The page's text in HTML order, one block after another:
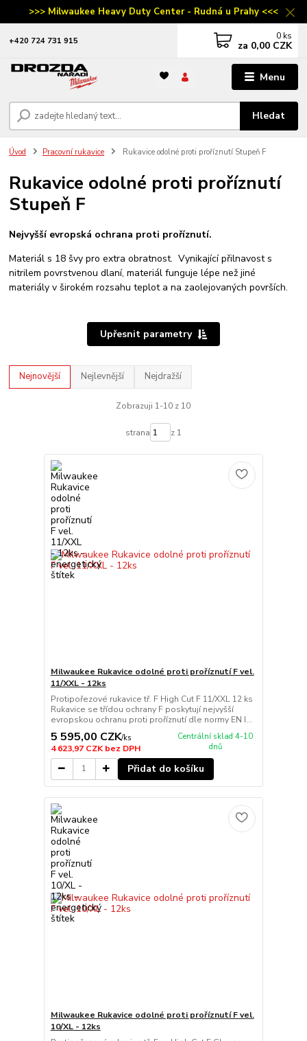
>>> Milwaukee Heavy Duty Center - Rudná u Prahy <<<
Menu
Hledat
‭+420 724 731 915 0 ks
za 0,00 CZK
Úvod Pracovní rukavice Rukavice odolné proti proříznutí Stupeň F
Rukavice odolné proti proříznutí
Stupeň F
Nejvyšší evropská ochrana proti proříznutí.
Materiál s 18 švy pro extra obratnost. Vynikající přilnavost s
nitrilem povrstvenou dlaní, materiál funguje lépe než jiné
materiály v širokém rozsahu teplot a na zaolejovaných površích.
Upřesnit parametry
Nejnovější Nejlevnější Nejdražší
Zobrazuji 1-10 z 10
strana z 1
Milwaukee Rukavice odolné proti proříznutí F vel.
11/XXL - 12ks
Protipořezové rukavice tř. F High Cut F 11/XXL 12 ks
Rukavice se třídou ochrany F poskytují nejvyšší
evropskou ochranu proti proříznutí dle normy EN I...
5 595,00 CZK/ks
4 623,97 CZKbez DPH
Centrální sklad 4-10
dnů
Přidat do košíku
Milwaukee Rukavice odolné proti proříznutí F vel.
10/XL - 12ks